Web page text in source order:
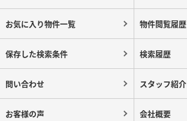
お気に入り物件一覧 物件閲覧履歴
保存した検索条件 検索履歴
問い合わせ スタッフ紹介
お客様の声 会社概要